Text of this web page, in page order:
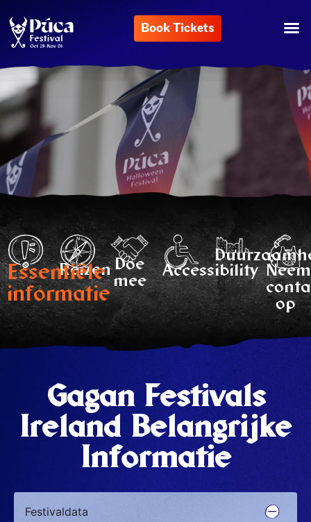
Book Tickets
Essentiële
informatie
ReizenDoe
mee
Accessibility Neem
op
Gagan Festivals
Ireland Belangrijke
Informatie
Festivaldata